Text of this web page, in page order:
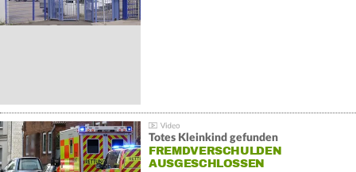
Totes Kleinkind gefunden
FREMDVERSCHULDEN
AUSGESCHLOSSEN